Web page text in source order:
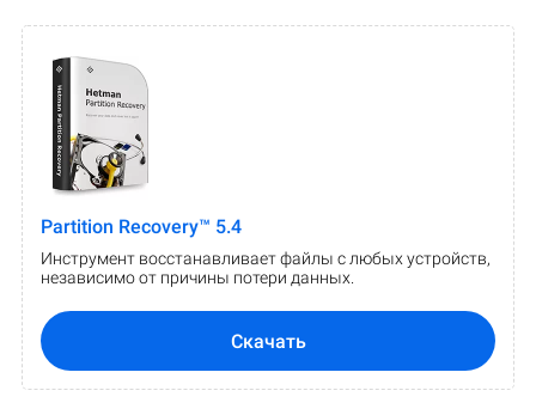
Partition Recovery™ 5.4
Инструмент восстанавливает файлы с любых устройств,
независимо от причины потери данных.
Скачать